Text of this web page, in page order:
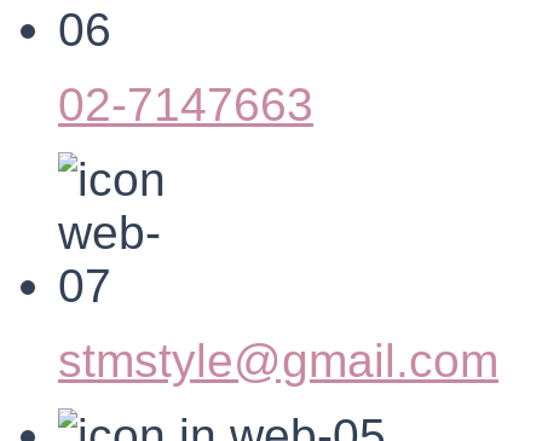
02-7147663
stmstyle@gmail.com